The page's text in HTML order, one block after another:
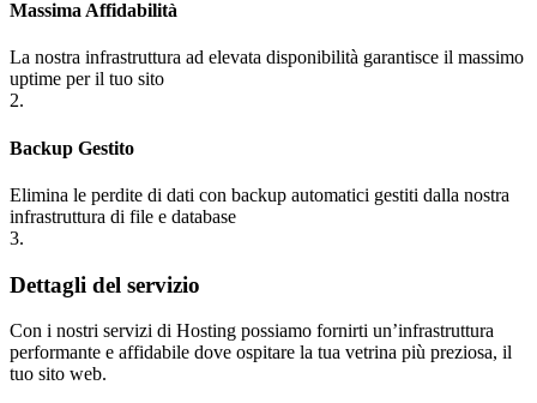
Massima Affidabilità
La nostra infrastruttura ad elevata disponibilità garantisce il massimo
uptime per il tuo sito
2.
Backup Gestito
Elimina le perdite di dati con backup automatici gestiti dalla nostra
infrastruttura di file e database
3.
Dettagli del servizio
Con i nostri servizi di Hosting possiamo fornirti un’infrastruttura
performante e affidabile dove ospitare la tua vetrina più preziosa, il
tuo sito web.